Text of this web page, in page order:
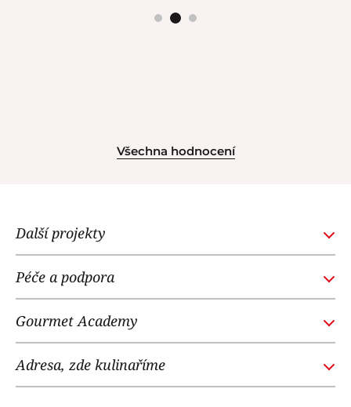
Všechna hodnocení
Další projekty
NOI RESTAURANT
WE LOVE DOGS
Péče a podpora
Gourmet Academy
Adresa, zde kulinaříme